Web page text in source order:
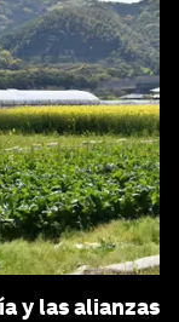
y las alianzas